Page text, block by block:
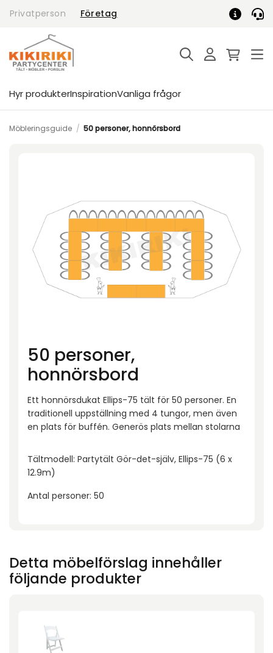
Privatperson Företag
Hyr produkterInspirationVanliga frågor
Möbleringsguide / 50 personer, honnörsbord
50 personer,
honnörsbord
Ett honnörsdukat Ellips-75 tält för 50 personer. En
traditionell uppställning med 4 tungor, men även
en plats för buffén. Generös plats mellan stolarna
Tältmodell: Partytält Gör-det-själv, Ellips-75 (6 x
12.9m)
Antal personer: 50
Detta möbelförslag innehåller
följande produkter